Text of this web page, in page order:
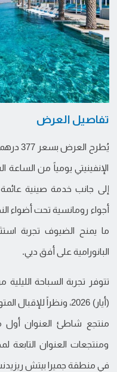
تفاصيل العرض
يُطرح
الإنفينيتي يومياً من
إلى جانب خدمة صينية
أجواء رومانسية تحت أضواء
ما يمنح الضيوف تجربة
البانورامية على أفق دبي.
(أيار) 2026، ونظراً
منتجع شاطئ العنوان
ومنتجعات العنوان التابعة
في منطقة جميرا بيتش